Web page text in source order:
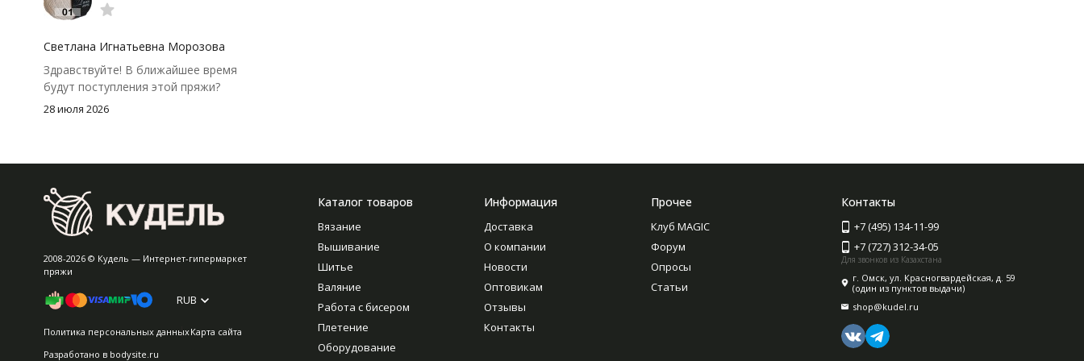
моточки маленькие, расход лучше
чуть-чуть не хватило))
Светлана Игнатьевна Морозова
Здравствуйте! В ближайшее время
будут поступления этой пряжи?
28 июля 2026
2008-2026 © Кудель — Интернет-гипермаркет
пряжи
RUB
Политика персональных данныхКарта сайта
Разработано в bodysite.ru
Каталог товаров
Вязание
Вышивание
Шитье
Валяние
Работа с бисером
Плетение
Оборудование
Информация
Доставка
О компании
Новости
Оптовикам
Отзывы
Контакты
Прочее
Клуб MAGIC
Форум
Опросы
Статьи
Контакты
+7 (495) 134-11-99
+7 (727) 312-34-05
Для звонков из Казахстана
г. Омск, ул. Красногвардейская, д. 59
(один из пунктов выдачи)
shop@kudel.ru